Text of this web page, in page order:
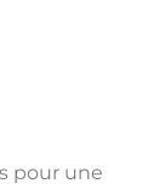
pour une